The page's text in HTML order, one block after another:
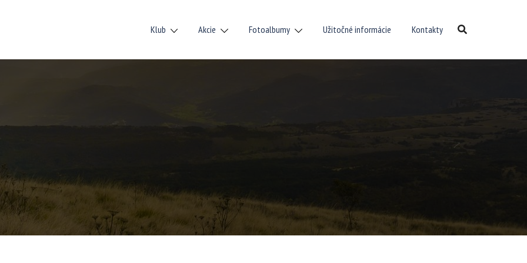
Klub Akcie Fotoalbumy Užitočné informácie Kontakty